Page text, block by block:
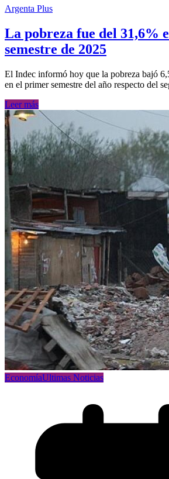
Argenta Plus
La pobreza fue del 31,6%
semestre de 2025
El Indec informó hoy que la pobreza bajó
en el primer semestre del año respecto del
Leer más
EconomíaUltimas Noticias